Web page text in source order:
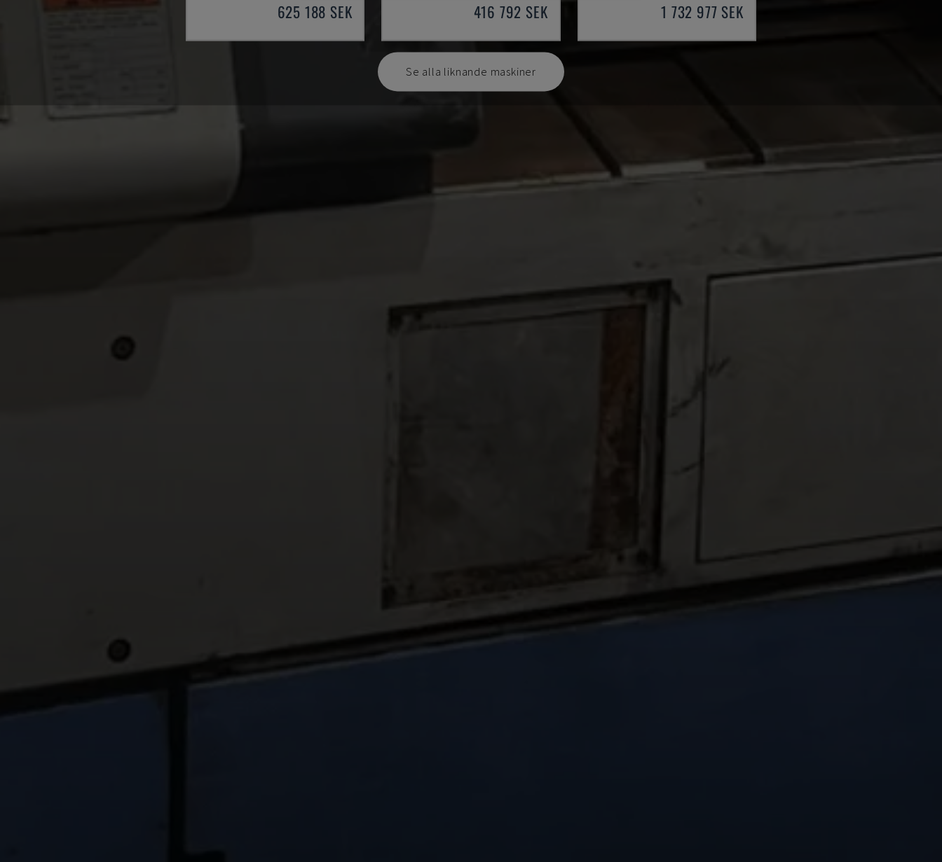
625 188 SEK 416 792 SEK 1 732 977 SEK
Se alla liknande maskiner